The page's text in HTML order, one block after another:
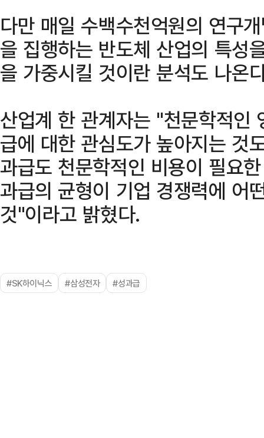
다만 매일 수백수천억원의 연구
을 집행하는 반도체 산업의 특성
을 가중시킬 것이란 분석도 나온
산업계 한 관계자는 "천문학적인
급에 대한 관심도가 높아지는 것
과급도 천문학적인 비용이 필요
과급의 균형이 기업 경쟁력에 어
것"이라고 밝혔다.
#SK하이닉스 #삼성전자 #성과급